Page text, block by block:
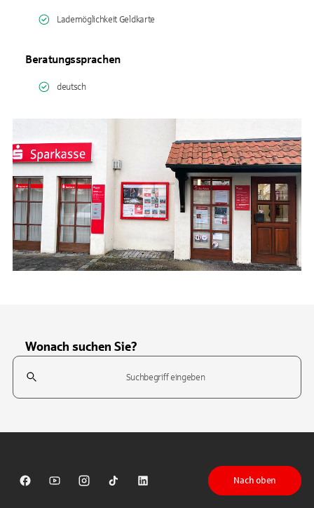
Lademöglichkeit Geldkarte
Beratungssprachen
deutsch
Wonach suchen Sie?
Suchfeld
Sparkasse auf Facebook
Sparkasse auf Youtube
Sparkasse auf Instagram
Sparkasse auf TikTok
Sparkasse auf LinkedIn
Nach oben